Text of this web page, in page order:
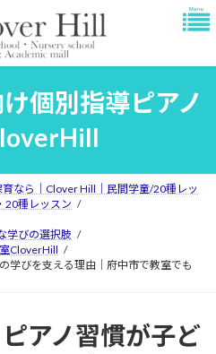
個別指導ピアノ
育なら｜Clover Hill｜民間学童/20種レッ
20種レッスン
学びの選択肢
CloverHill
学びを支える理由｜府中市で教室でも
アノ習慣が子ど